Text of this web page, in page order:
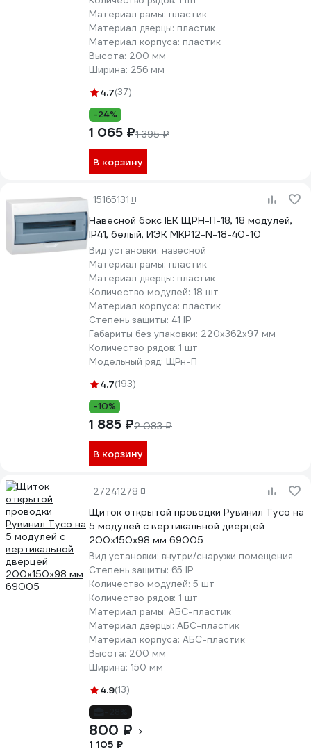
Материал рамы: пластик
Материал дверцы: пластик
Материал корпуса: пластик
Высота: 200 мм
Ширина: 256 мм
4.7(37)
-24%
1 065 ₽1 395 ₽
В корзину
15165131
Навесной бокс IEK ЩРН-П-18, 18 модулей,
IP41, белый, ИЭК MKP12-N-18-40-10
Вид установки: навесной
Материал рамы: пластик
Материал дверцы: пластик
Количество модулей: 18 шт
Материал корпуса: пластик
Степень защиты: 41 IP
Габариты без упаковки: 220х362х97 мм
Количество рядов: 1 шт
Модельный ряд: ЩРн-П
4.7(193)
-10%
1 885 ₽2 083 ₽
В корзину
27241278
Щиток открытой проводки Рувинил Тусо на
5 модулей с вертикальной дверцей
200x150x98 мм 69005
Вид установки: внутри/снаружи помещения
Степень защиты: 65 IP
Количество модулей: 5 шт
Количество рядов: 1 шт
Материал рамы: АБС-пластик
Материал дверцы: АБС-пластик
Материал корпуса: АБС-пластик
Высота: 200 мм
Ширина: 150 мм
4.9(13)
800 ₽
1 105 ₽